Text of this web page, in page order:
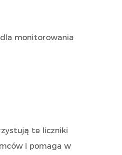
monitorowania
te liczniki
i pomaga w